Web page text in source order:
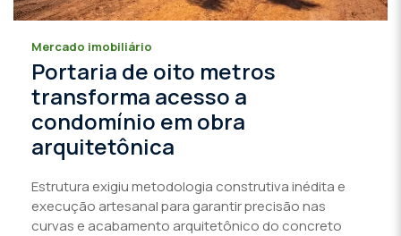
Mercado imobiliário
Portaria de oito metros
transforma acesso a
condomínio em obra
arquitetônica
Estrutura exigiu metodologia construtiva inédita e
execução artesanal para garantir precisão nas
curvas e acabamento arquitetônico do concreto